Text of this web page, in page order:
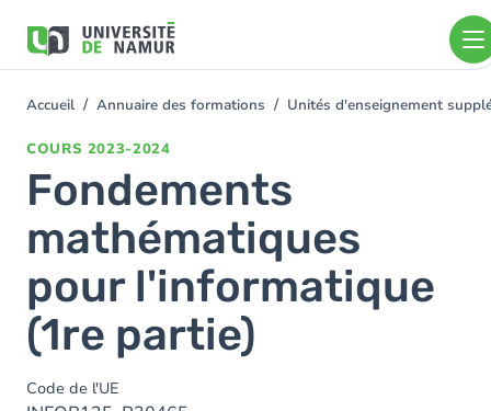
contenu
You
Accueil Annuaire des formations Unités d'enseignement
COURS 2023-2024
Fondements
mathématiques
pour l'informatique
(1re partie)
Code de l'UE